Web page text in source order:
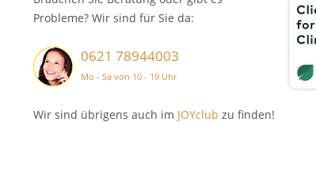
Probleme? Wir sind für Sie da:
0621 78944003
Mo - Sa von 10 - 19 Uhr
Wir sind übrigens auch im JOYclub zu finden!